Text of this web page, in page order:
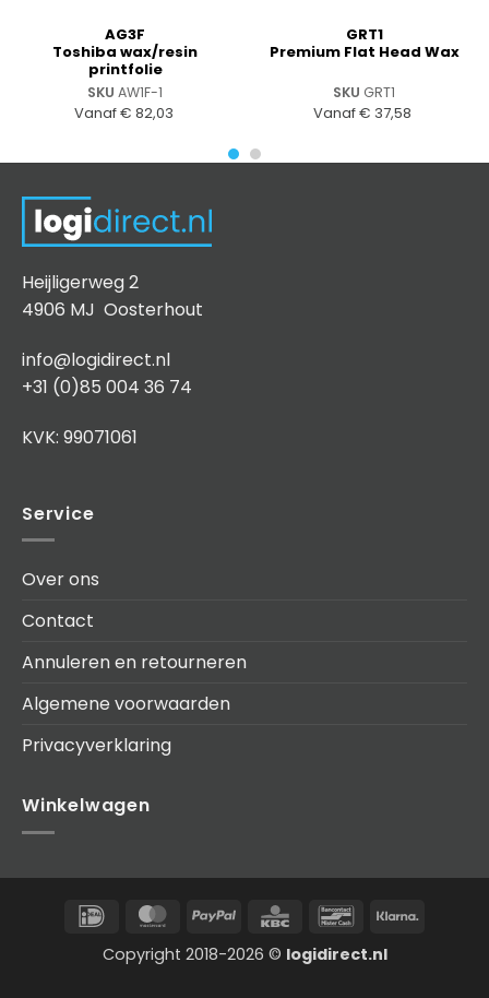
AG3F
Toshiba wax/resin
printfolie
SKU AW1F-1
Vanaf€ 82,03
GRT1
Premium Flat Head Wax
SKU GRT1
Vanaf€ 37,58
Heijligerweg 2
4906 MJ Oosterhout
info@logidirect.nl
+31 (0)85 004 36 74
KVK: 99071061
Service
Over ons
Contact
Annuleren en retourneren
Algemene voorwaarden
Privacyverklaring
Winkelwagen
IDeal MasterCard
PayPal KBC Bancontact
Copyright 2018-2026 © logidirect.nl